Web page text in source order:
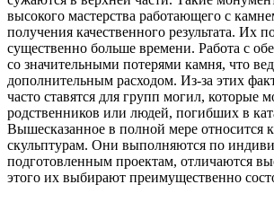
высокого мастерства работающего с
получения качественного результата. Их
существенно больше времени. Работа с
со значительными потерями камня, что
дополнительным расходом. Из-за этих
часто ставятся для групп могил, которые
родственников или людей, погибших в
Вышесказанное в полной мере относится
скульптурам. Они выполняются по
подготовленным проектам, отличаются
этого их выбирают преимущественно